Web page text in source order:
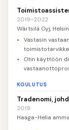
2019–2022
Wärtsilä Oyj,
Vastasin
Otin käyttöön
KOULUTUS
Tradenomi,
2019
Haaga-Helia